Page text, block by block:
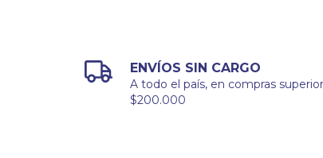
ENVÍOS SIN CARGO
A todo el país, en compras
$200.000